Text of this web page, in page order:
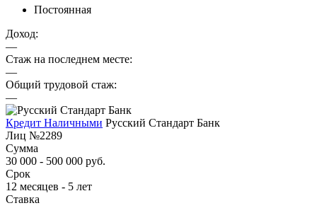
Постоянная
Доход:
—
Стаж на последнем месте:
—
Общий трудовой стаж:
—
Кредит Наличными Русский Стандарт Банк
Лиц №2289
Сумма
30 000 - 500 000 руб.
Срок
12 месяцев - 5 лет
Ставка